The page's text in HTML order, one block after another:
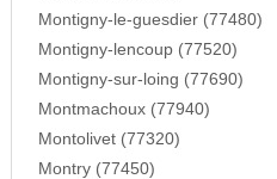
Montigny-le-guesdier (77480)
Montigny-lencoup (77520)
Montigny-sur-loing (77690)
Montmachoux (77940)
Montolivet (77320)
Montry (77450)